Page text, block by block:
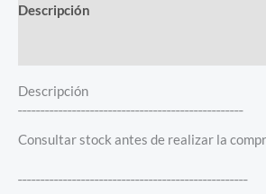
Descripción
Descripción
¯¯¯¯¯¯¯¯¯¯¯¯¯¯¯¯¯¯¯¯¯¯¯¯¯¯¯¯¯¯¯¯¯¯¯¯¯¯¯¯¯¯¯¯¯¯¯¯¯¯
Consultar stock antes de realizar la
¯¯¯¯¯¯¯¯¯¯¯¯¯¯¯¯¯¯¯¯¯¯¯¯¯¯¯¯¯¯¯¯¯¯¯¯¯¯¯¯¯¯¯¯¯¯¯¯¯¯¯